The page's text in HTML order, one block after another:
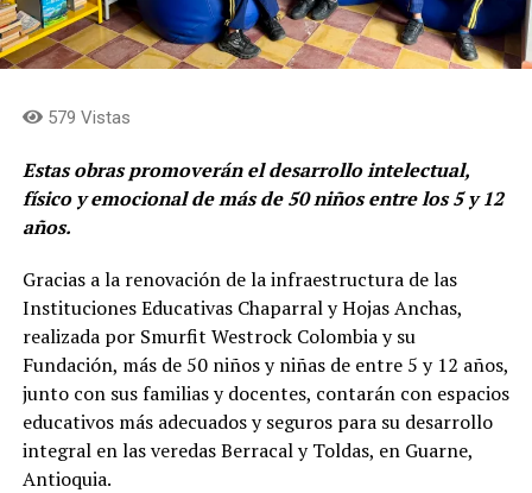
579 Vistas
Estas obras promoverán el desarrollo intelectual,
físico y emocional de más de 50 niños entre los 5 y 12
años.
Gracias a la renovación de la infraestructura de las
Instituciones Educativas Chaparral y Hojas Anchas,
realizada por Smurfit Westrock Colombia y su
Fundación, más de 50 niños y niñas de entre 5 y 12 años,
junto con sus familias y docentes, contarán con espacios
educativos más adecuados y seguros para su desarrollo
integral en las veredas Berracal y Toldas, en Guarne,
Antioquia.